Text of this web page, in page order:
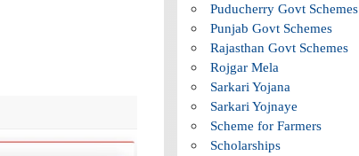
Puducherry Govt Schemes
Punjab Govt Schemes
Rajasthan Govt Schemes
Rojgar Mela
Sarkari Yojana
Sarkari Yojnaye
Scheme for Farmers
Scholarships